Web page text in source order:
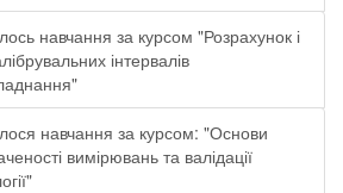
навчання за курсом "Розрахунок і
інтервалів
навчання за курсом: "Основи
вимірювань та валідації